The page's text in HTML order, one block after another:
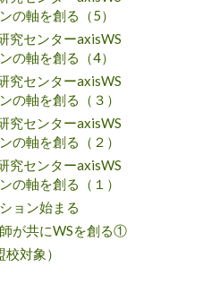
の軸を創る（5）
究センターaxisWS
の軸を創る（4）
究センターaxisWS
の軸を創る（３）
究センターaxisWS
の軸を創る（２）
究センターaxisWS
の軸を創る（１）
ョン始まる
が共にWSを創る①
対象）